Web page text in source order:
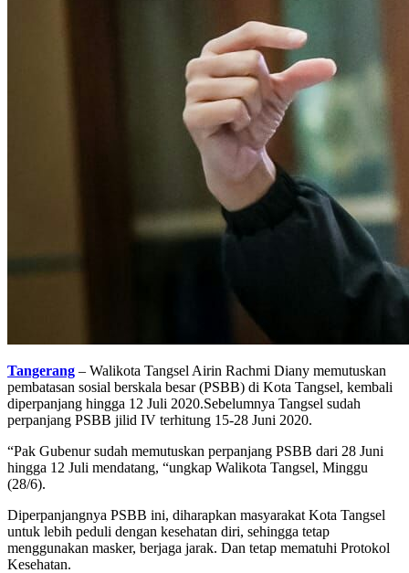
Tangerang – Walikota Tangsel Airin Rachmi Diany memutuskan
pembatasan sosial berskala besar (PSBB) di Kota Tangsel, kembali
diperpanjang hingga 12 Juli 2020.Sebelumnya Tangsel sudah
perpanjang PSBB jilid IV terhitung 15-28 Juni 2020.
“Pak Gubenur sudah memutuskan perpanjang PSBB dari 28 Juni
hingga 12 Juli mendatang, “ungkap Walikota Tangsel, Minggu
(28/6).
Diperpanjangnya PSBB ini, diharapkan masyarakat Kota Tangsel
untuk lebih peduli dengan kesehatan diri, sehingga tetap
menggunakan masker, berjaga jarak. Dan tetap mematuhi Protokol
Kesehatan.